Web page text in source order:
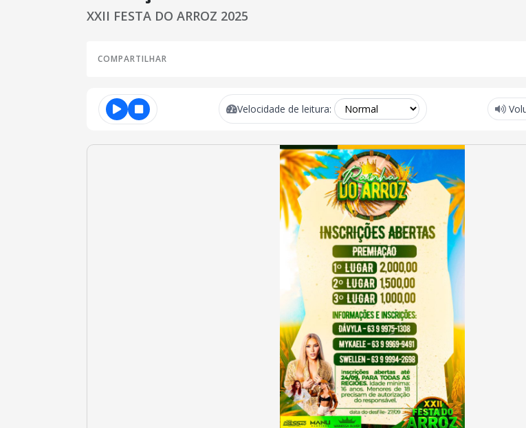
XXII FESTA DO ARROZ 2025
COMPARTILHAR
Velocidade de leitura: